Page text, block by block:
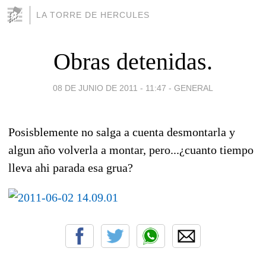
LA TORRE DE HERCULES
Obras detenidas.
08 DE JUNIO DE 2011 - 11:47 - GENERAL
Posisblemente no salga a cuenta desmontarla y
algun año volverla a montar, pero...¿cuanto tiempo
lleva ahi parada esa grua?